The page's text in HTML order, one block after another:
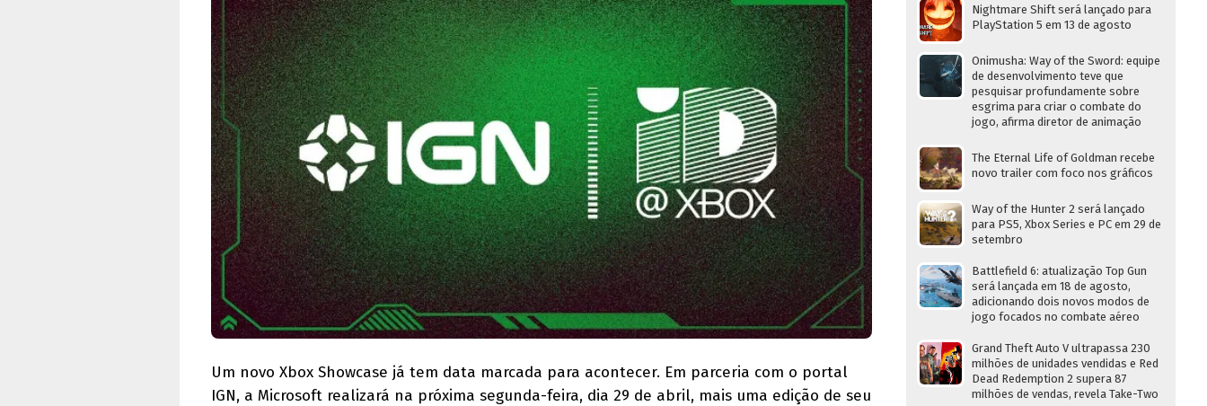
Um novo Xbox Showcase já tem data marcada para acontecer. Em parceria com o portal
IGN, a Microsoft realizará na próxima segunda-feira, dia 29 de abril, mais uma edição de seu
Nightmare Shift será lançado para
PlayStation 5 em 13 de agosto
Onimusha: Way of the Sword: equipe
de desenvolvimento teve que
pesquisar profundamente sobre
esgrima para criar o combate do
jogo, afirma diretor de animação
The Eternal Life of Goldman recebe
novo trailer com foco nos gráficos
Way of the Hunter 2 será lançado
para PS5, Xbox Series e PC em 29 de
setembro
Battlefield 6: atualização Top Gun
será lançada em 18 de agosto,
adicionando dois novos modos de
jogo focados no combate aéreo
Grand Theft Auto V ultrapassa 230
milhões de unidades vendidas e Red
Dead Redemption 2 supera 87
milhões de vendas, revela Take-Two